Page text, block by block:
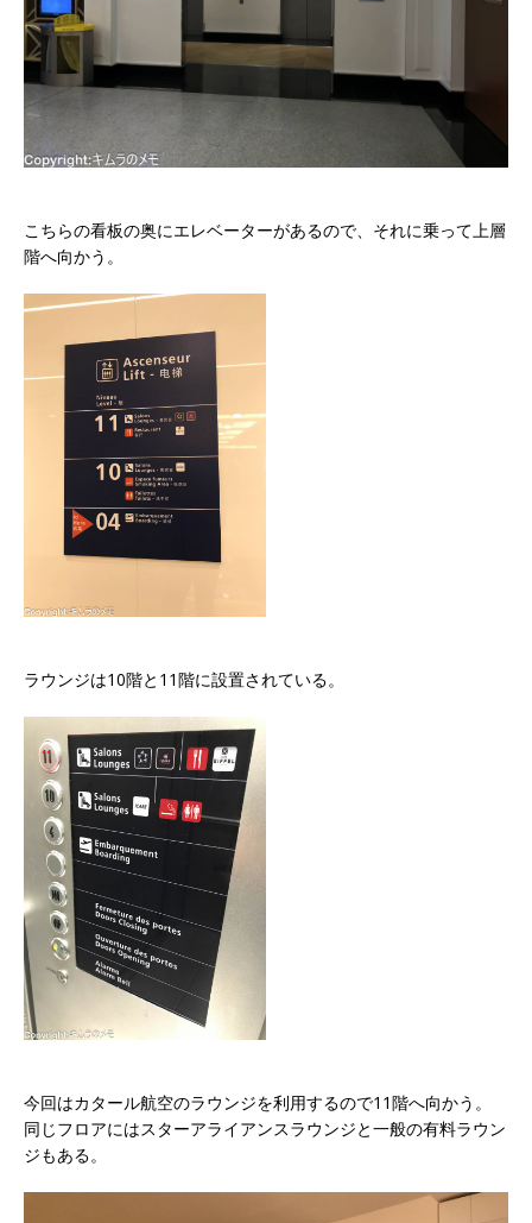
こちらの看板の奥にエレベーターがあるので、それに乗って上層
階へ向かう。
ラウンジは10階と11階に設置されている。
今回はカタール航空のラウンジを利用するので11階へ向かう。
同じフロアにはスターアライアンスラウンジと一般の有料ラウン
ジもある。